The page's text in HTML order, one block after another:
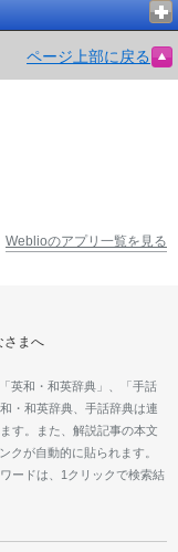
ページ上部に戻る
Weblioのアプリ一覧を見る
さまへ
英和・和英辞典」、「手話
・和英辞典、手話辞典は連
す。また、解説記事の本文
クが自動的に貼られます。
ードは、1クリックで検索結